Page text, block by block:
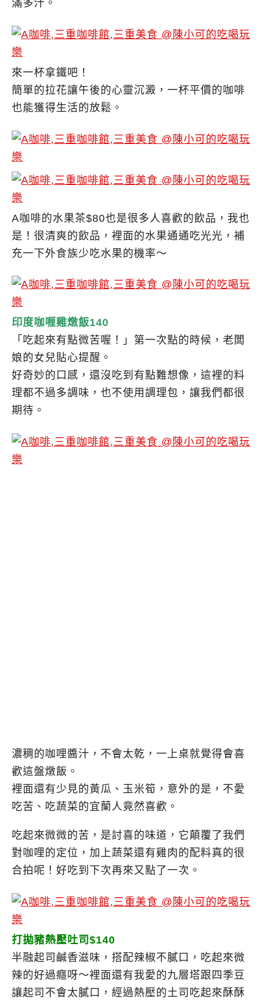
滿多汁。
來一杯拿鐵吧！
簡單的拉花讓午後的心靈沉澱，一杯平價的咖啡
也能獲得生活的放鬆。
A咖啡的水果茶$80也是很多人喜歡的飲品，我也
是！很清爽的飲品，裡面的水果通通吃光光，補
充一下外食族少吃水果的機率～
印度咖喱雞燉飯140
「吃起來有點微苦喔！」第一次點的時候，老闆
娘的女兒貼心提醒。
好奇妙的口感，還沒吃到有點難想像，這裡的料
理都不過多調味，也不使用調理包，讓我們都很
期待。
濃稠的咖哩醬汁，不會太乾，一上桌就覺得會喜
歡這盤燉飯。
裡面還有少見的黃瓜、玉米筍，意外的是，不愛
吃苦、吃蔬菜的宜蘭人竟然喜歡。
吃起來微微的苦，是討喜的味道，它顛覆了我們
對咖哩的定位，加上蔬菜還有雞肉的配料真的很
合拍呢！好吃到下次再來又點了一次。
打拋豬熱壓吐司$140
半融起司鹹香滋味，搭配辣椒不膩口，吃起來微
辣的好過癮呀～裡面還有我愛的九層塔跟四季豆
讓起司不會太膩口，經過熱壓的土司吃起來酥酥